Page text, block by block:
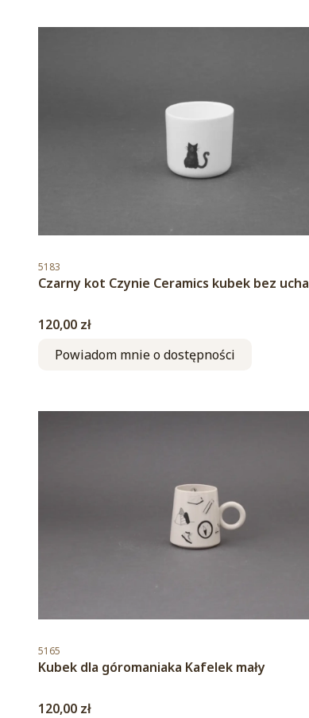
Kod produktu
5183
Czarny kot Czynie Ceramics kubek bez ucha
Cena
120,00 zł
Powiadom mnie o dostępności
Kod produktu
5165
Kubek dla góromaniaka Kafelek mały
Cena
120,00 zł